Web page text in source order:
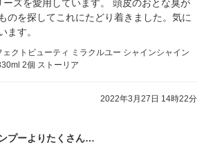
ズを愛用しています。 頭皮のおとな臭が
のを探してこれにたどり着きました。気に
ます。
クトビューティ ミラクルユー シャインシャイン
2個 ストーリア
2022年3月27日 14時22分
プーよりたくさん…